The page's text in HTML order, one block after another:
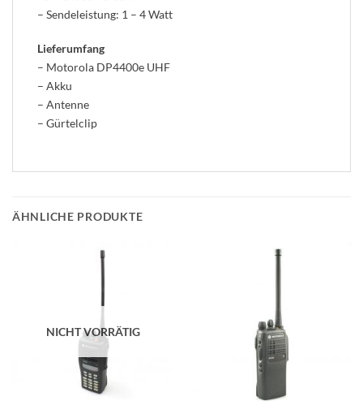
– Sendeleistung: 1 – 4 Watt
Lieferumfang
– Motorola DP4400e UHF
– Akku
– Antenne
– Gürtelclip
ÄHNLICHE PRODUKTE
NICHT VORRÄTIG